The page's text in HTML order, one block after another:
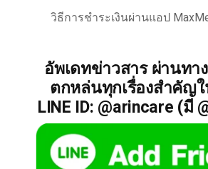
วิธีการชำระเงินผ่านแอป
อัพเดทข่าวสาร ผ่านทา
ตกหล่นทุกเรื่องสำคัญใ
LINE ID: @arincare (มี